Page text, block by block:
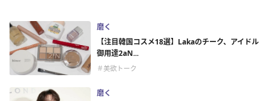
磨く
【注目韓国コスメ18選】Lakaのチーク、アイドル
御用達2aN...
＃美欲トーク
磨く